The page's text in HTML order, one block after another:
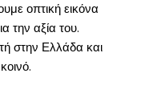
οπτική εικόνα
την αξία του.
στην Ελλάδα και